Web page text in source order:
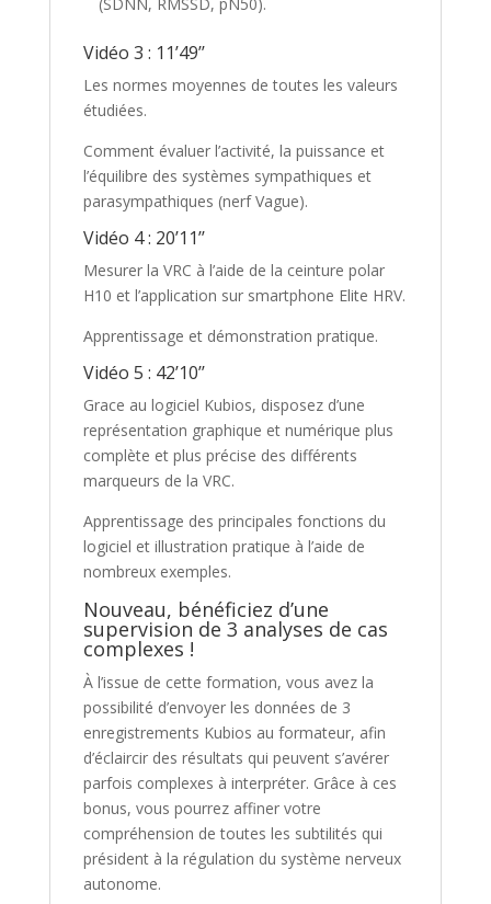
(SDNN, RMSSD, pN50).
Vidéo 3 : 11’49’’
Les normes moyennes de toutes les valeurs
étudiées.
Comment évaluer l’activité, la puissance et
l’équilibre des systèmes sympathiques et
parasympathiques (nerf Vague).
Vidéo 4 : 20’11’’
Mesurer la VRC à l’aide de la ceinture polar
H10 et l’application sur smartphone Elite HRV.
Apprentissage et démonstration pratique.
Vidéo 5 : 42’10’’
Grace au logiciel Kubios, disposez d’une
représentation graphique et numérique plus
complète et plus précise des différents
marqueurs de la VRC.
Apprentissage des principales fonctions du
logiciel et illustration pratique à l’aide de
nombreux exemples.
Nouveau, bénéficiez d’une
supervision de 3 analyses de cas
complexes !
À l’issue de cette formation, vous avez la
possibilité d’envoyer les données de 3
enregistrements Kubios au formateur, afin
d’éclaircir des résultats qui peuvent s’avérer
parfois complexes à interpréter. Grâce à ces
bonus, vous pourrez affiner votre
compréhension de toutes les subtilités qui
président à la régulation du système nerveux
autonome.